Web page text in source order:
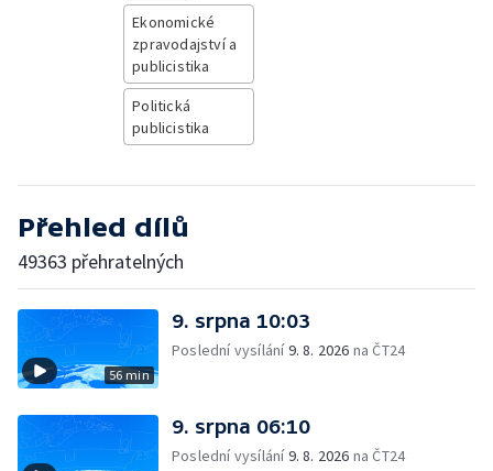
Ekonomické
zpravodajství a
publicistika
Politická
publicistika
Přehled dílů
49363 přehratelných
56 min
9. srpna 10:03
Poslední vysílání9. 8. 2026 na ČT24
9. srpna 06:10
Poslední vysílání9. 8. 2026 na ČT24